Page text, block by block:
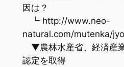
因は？
┗ http://www.neo-
natural.com/mutenka/
▼農林水産省、経済産
認定を取得